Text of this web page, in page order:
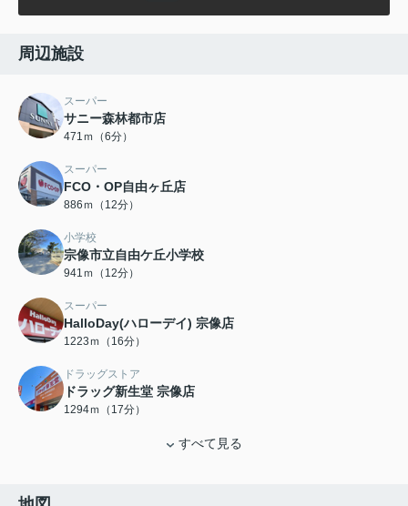
周辺施設
スーパー
サニー森林都市店
471ｍ（6分）
スーパー
FCO・OP自由ヶ丘店
886ｍ（12分）
小学校
宗像市立自由ケ丘小学校
941ｍ（12分）
スーパー
HalloDay(ハローデイ) 宗像店
1223ｍ（16分）
ドラッグストア
ドラッグ新生堂 宗像店
1294ｍ（17分）
すべて見る